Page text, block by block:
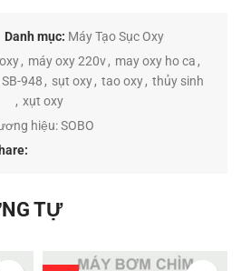
Danh mục: Máy Tạo Sục Oxy
, máy oxy 220v, may oxy ho ca ,
SB-948 , sụt oxy , tao oxy , thủy sinh
, xụt oxy
hiệu:SOBO
TỰ